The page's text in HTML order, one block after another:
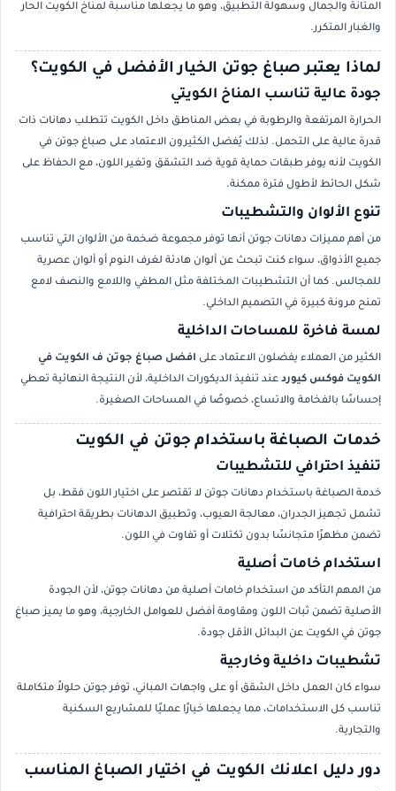
المتانة والجمال وسهولة التطبيق، وهو ما يجعلها مناسبة لمناخ الكويت الحار
والغبار المتكرر.
لماذا يعتبر صباغ جوتن الخيار الأفضل في الكويت؟
جودة عالية تناسب المناخ الكويتي
الحرارة المرتفعة والرطوبة في بعض المناطق داخل الكويت تتطلب دهانات ذات
قدرة عالية على التحمل. لذلك يُفضل الكثيرون الاعتماد على صباغ جوتن في
الكويت لأنه يوفر طبقات حماية قوية ضد التشقق وتغير اللون، مع الحفاظ على
شكل الحائط لأطول فترة ممكنة.
تنوع الألوان والتشطيبات
من أهم مميزات دهانات جوتن أنها توفر مجموعة ضخمة من الألوان التي تناسب
جميع الأذواق، سواء كنت تبحث عن ألوان هادئة لغرف النوم أو ألوان عصرية
للمجالس. كما أن التشطيبات المختلفة مثل المطفي واللامع والنصف لامع
تمنح مرونة كبيرة في التصميم الداخلي.
لمسة فاخرة للمساحات الداخلية
الكثير من العملاء يفضلون الاعتماد على افضل صباغ جوتن ف الكويت في
الكويت فوكس كيورد عند تنفيذ الديكورات الداخلية، لأن النتيجة النهائية تعطي
إحساسًا بالفخامة والاتساع، خصوصًا في المساحات الصغيرة.
خدمات الصباغة باستخدام جوتن في الكويت
تنفيذ احترافي للتشطيبات
خدمة الصباغة باستخدام دهانات جوتن لا تقتصر على اختيار اللون فقط، بل
تشمل تجهيز الجدران، معالجة العيوب، وتطبيق الدهانات بطريقة احترافية
تضمن مظهرًا متجانسًا بدون تكتلات أو تفاوت في اللون.
استخدام خامات أصلية
من المهم التأكد من استخدام خامات أصلية من دهانات جوتن، لأن الجودة
الأصلية تضمن ثبات اللون ومقاومة أفضل للعوامل الخارجية، وهو ما يميز صباغ
جوتن في الكويت عن البدائل الأقل جودة.
تشطيبات داخلية وخارجية
سواء كان العمل داخل الشقق أو على واجهات المباني، توفر جوتن حلولاً متكاملة
تناسب كل الاستخدامات، مما يجعلها خيارًا عمليًا للمشاريع السكنية
والتجارية.
دور دليل اعلانك الكويت في اختيار الصباغ المناسب